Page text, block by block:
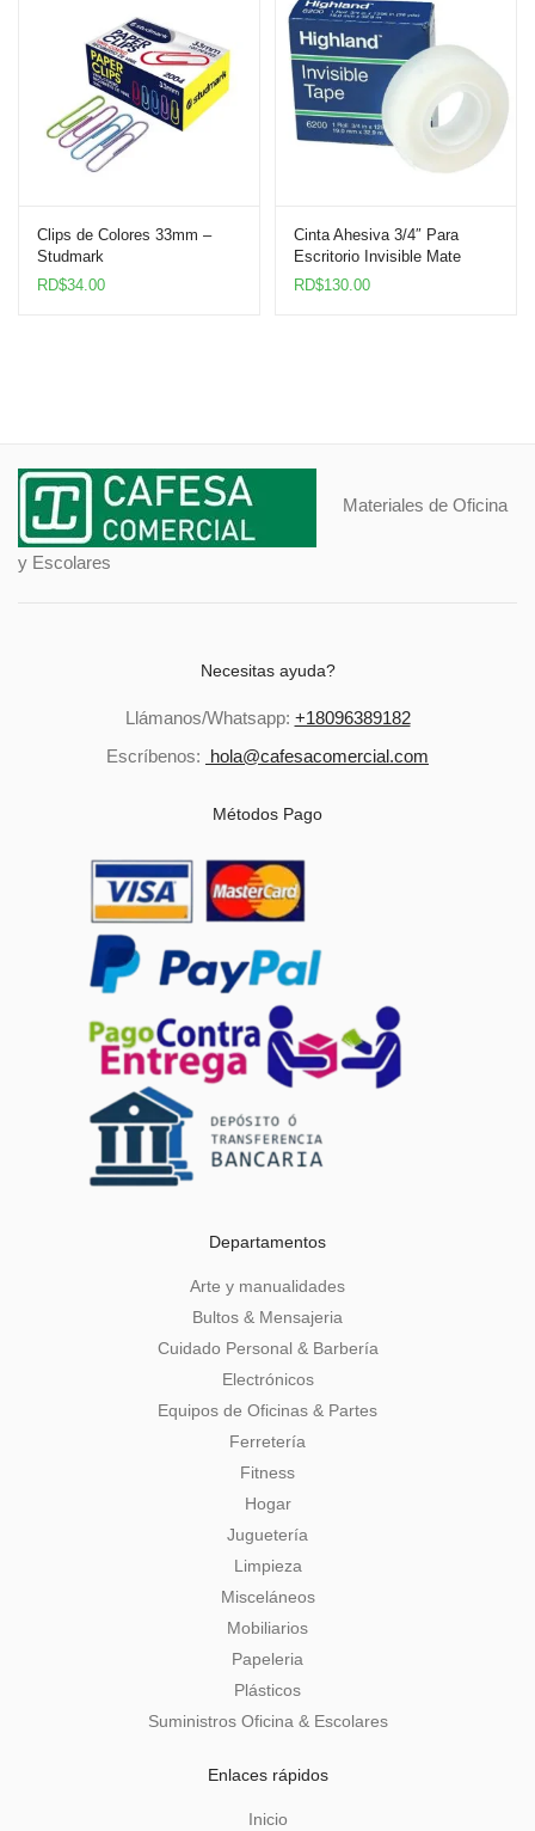
Clips de Colores 33mm –
Studmark
RD$34.00
Cinta Ahesiva 3/4″ Para
Escritorio Invisible Mate
Highland
RD$130.00
Materiales de Oficina
y Escolares
Necesitas ayuda?
Llámanos/Whatsapp: +18096389182
Escríbenos: hola@cafesacomercial.com
Métodos Pago
Departamentos
Arte y manualidades
Bultos & Mensajeria
Cuidado Personal & Barbería
Electrónicos
Equipos de Oficinas & Partes
Ferretería
Fitness
Hogar
Juguetería
Limpieza
Misceláneos
Mobiliarios
Papeleria
Plásticos
Suministros Oficina & Escolares
Enlaces rápidos
Inicio